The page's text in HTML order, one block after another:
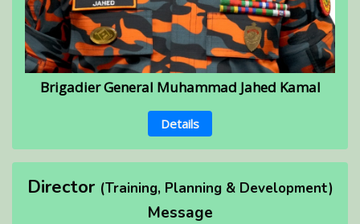
Brigadier General Muhammad Jahed Kamal
Details
Director (Training, Planning & Development)
Message